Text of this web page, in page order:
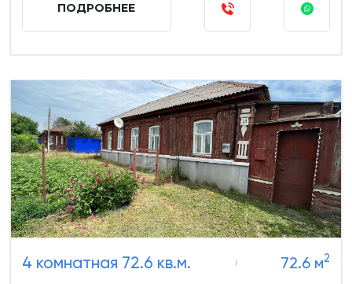
ПОДРОБНЕЕ
4 комнатная 72.6 кв.м. 72.6 м2